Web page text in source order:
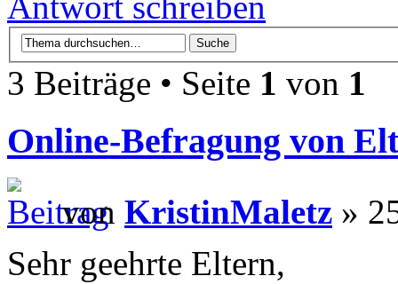
3 Beiträge • Seite 1 von 1
Online-Befragung von
von KristinMaletz »
Sehr geehrte Eltern,